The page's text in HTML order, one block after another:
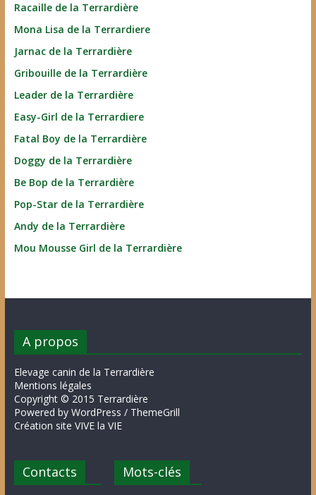
Racaille de la Terrardière
Mona Lisa de la Terrardiere
Jarnac de la Terrardière
Gribouille de la Terrardière
Leader de la Terrardière
Easy-Girl de la Terrardiere
Fatal Boy de la Terrardière
Doggy de la Terrardière
Be Bop de la Terrardière
Pop-Star de la Terrardière
Andy de la Terrardière
Mou Mousse Girl de la Terrardière
A propos
Elevage canin de la Terrardière
Mentions légales
Copyright © 2015 Terrardière
Powered by WordPress / ThemeGrill
Création site VIVE la VIE
Contacts Mots-clés